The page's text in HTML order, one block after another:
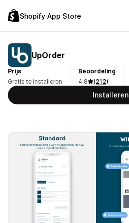
Shopify App Store
UpOrder
Prijs
Gratis te installeren
Beoordeling
4,8
(212)
Installeren